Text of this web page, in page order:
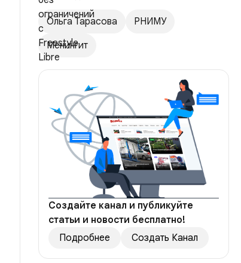
Ольга Тарасова
РНИМУ
Менингит
Создайте канал и публикуйте
статьи и новости бесплатно!
Подробнее
Создать Канал